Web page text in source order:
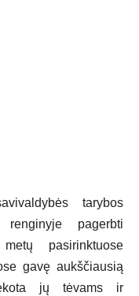
tarybos
pagerbti
pasirinktuose
gavę aukščiausią
jų tėvams ir